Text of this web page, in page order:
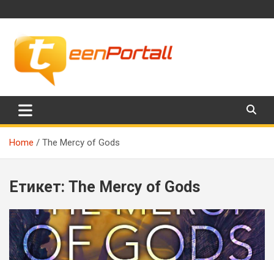
to
TeenPortall
Home The Mercy of Gods
Етикет: The Mercy of Gods